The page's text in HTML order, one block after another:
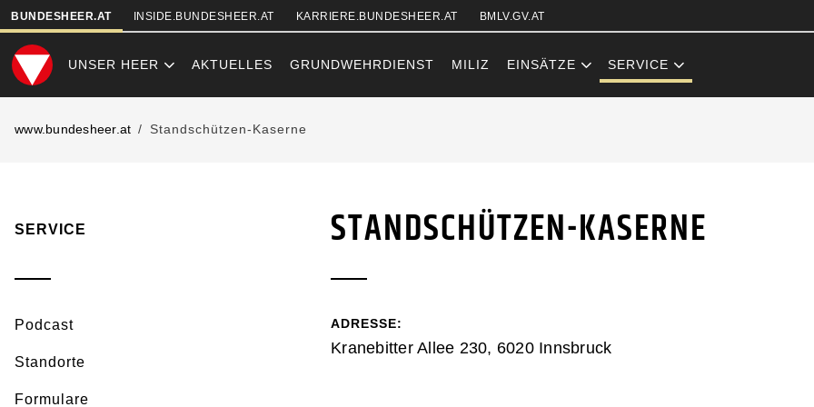
SKIPLINKS
BUNDESHEER.AT INSIDE.BUNDESHEER.AT KARRIERE.BUNDESHEER.AT BMLV.GV.AT
UNSER HEER AKTUELLES GRUNDWEHRDIENST MILIZ EINSÄTZE SERVICE
STANDSCHÜTZEN-KASERNE
www.bundesheer.at Standschützen-Kaserne
SERVICE
Podcast
Standorte
Formulare
STANDSCHÜTZEN-KASERNE
ADRESSE:
Kranebitter Allee 230, 6020 Innsbruck